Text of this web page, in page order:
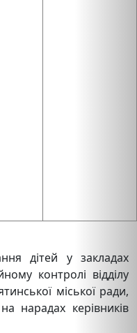
дітей у закладах
контролі відділу
міської ради,
нарадах керівників